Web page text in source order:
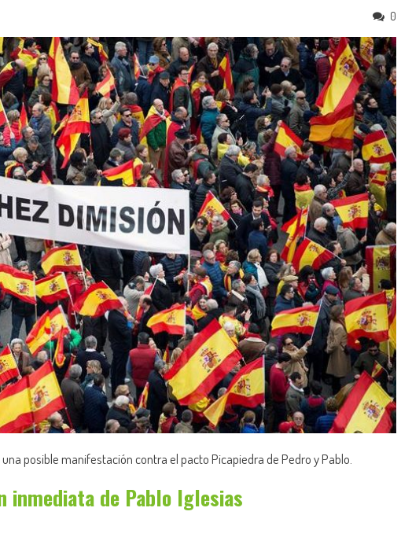
0
posible manifestación contra el pacto Picapiedra de Pedro y Pablo.
inmediata de Pablo Iglesias